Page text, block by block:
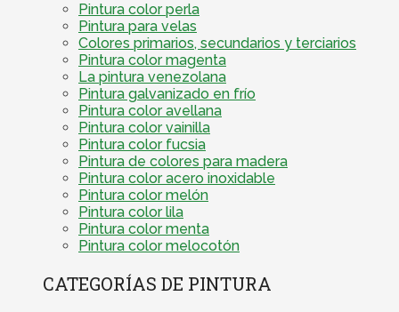
Pintura color perla
Pintura para velas
Colores primarios, secundarios y terciarios
Pintura color magenta
La pintura venezolana
Pintura galvanizado en frío
Pintura color avellana
Pintura color vainilla
Pintura color fucsia
Pintura de colores para madera
Pintura color acero inoxidable
Pintura color melón
Pintura color lila
Pintura color menta
Pintura color melocotón
CATEGORÍAS DE PINTURA